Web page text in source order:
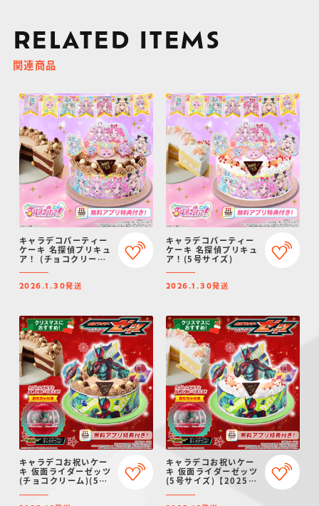
RELATED ITEMS
関連商品
キャラデコパーティー
ケーキ 名探偵プリキュ
ア！ (チョコクリーム)
(5号サイズ)
2026.1.30発送
キャラデコパーティー
ケーキ 名探偵プリキュ
ア！(5号サイズ)
2026.1.30発送
キャラデコお祝いケー
キ 仮面ライダーゼッツ
(チョコクリーム)(5号
発送・クリスマス予
キャラデコお祝いケー
キ 仮面ライダーゼッツ
(5号サイズ)【2025年
予約】